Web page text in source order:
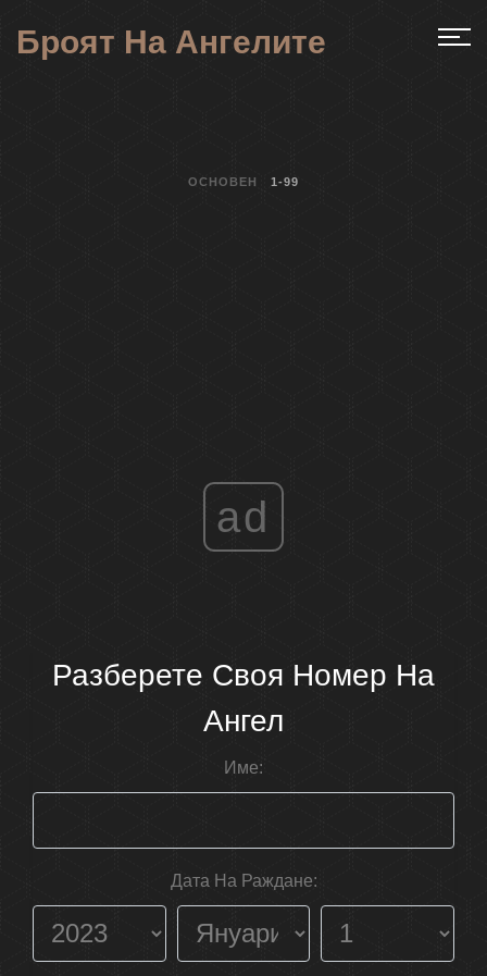
Броят На Ангелите
ОСНОВЕН 1-99
ad
Разберете Своя Номер На
Ангел
Име:
Дата На Раждане: